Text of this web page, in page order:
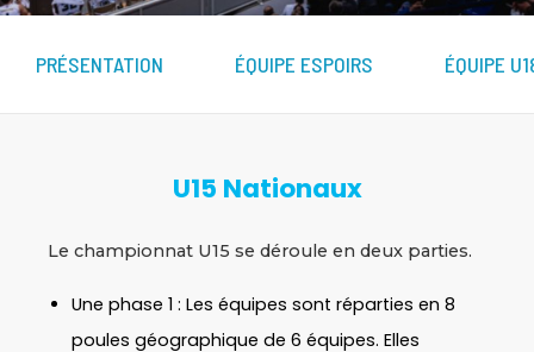
PRÉSENTATION ÉQUIPE ESPOIRS ÉQUIPE
U15 Nationaux
Le championnat U15 se déroule en deux parties.
Une phase 1 : Les équipes sont réparties en 8
poules géographique de 6 équipes. Elles